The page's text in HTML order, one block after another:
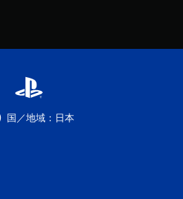
国／地域：日本